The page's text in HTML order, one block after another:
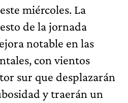
miércoles. La
de la jornada
notable en las
con vientos
sur que desplazarán
y traerán un